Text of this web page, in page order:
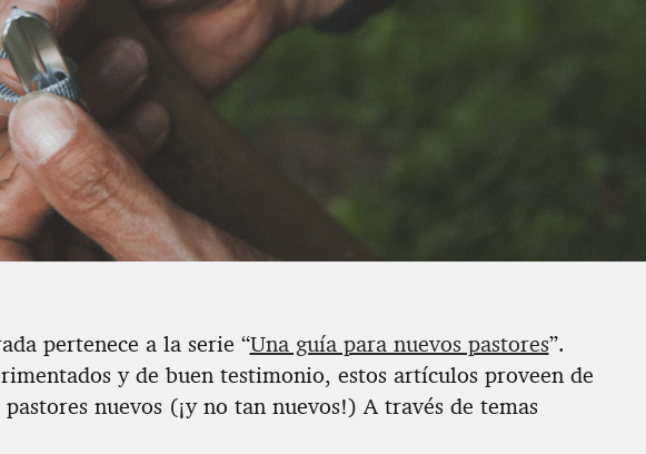
pertenece a la serie “Una guía para nuevos pastores”.
y de buen testimonio, estos artículos proveen de
nuevos (¡y no tan nuevos!) A través de temas